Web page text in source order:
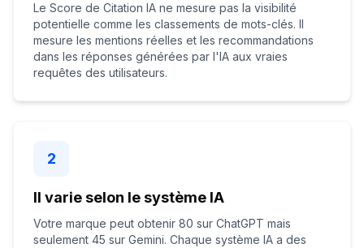
Le Score de Citation IA ne mesure pas la visibilité
potentielle comme les classements de mots-clés. Il
mesure les mentions réelles et les recommandations
dans les réponses générées par l'IA aux vraies
requêtes des utilisateurs.
2
Il varie selon le système IA
Votre marque peut obtenir 80 sur ChatGPT mais
seulement 45 sur Gemini. Chaque système IA a des